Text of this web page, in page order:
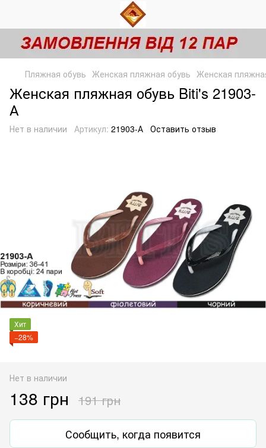
Пляжная обувь Женская пляжная обувь Женская
Женская пляжная обувь Biti's 21903-
А
Нет в наличии Артикул: 21903-А Оставить отзыв
Хит
−28%
Нет в наличии
138 грн 191 грн
Сообщить, когда появится